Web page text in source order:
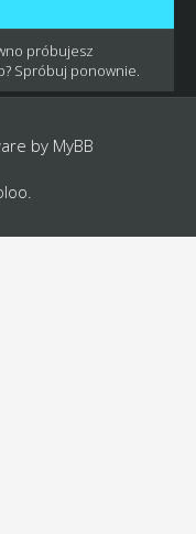
próbujesz
Spróbuj ponownie.
by MyBB
.